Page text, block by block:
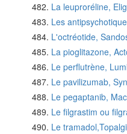
La leuproréline,
Les
L'octréotide,
La pioglitazone,
Le perflutrène,
Le pavilizumab,
Le pegaptanib,
Le filgrastim ou
Le